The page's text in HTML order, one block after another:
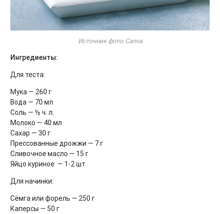
Источник фото: Canva
Ингредиенты:
Для теста:
Мука — 260 г
Вода — 70 мл
Соль — ½ ч. л.
Молоко — 40 мл
Сахар — 30 г
Прессованные дрожжи — 7 г
Сливочное масло — 15 г
Яйцо куриное — 1-2 шт.
Для начинки:
Сёмга или форель — 250 г
Каперсы — 50 г